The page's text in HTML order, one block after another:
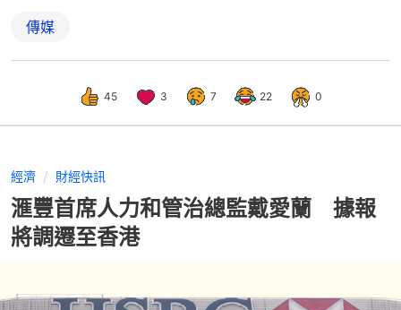
傳媒
45 3 7 22 0
經濟 財經快訊
滙豐首席人力和管治總監戴愛蘭 據報
將調遷至香港